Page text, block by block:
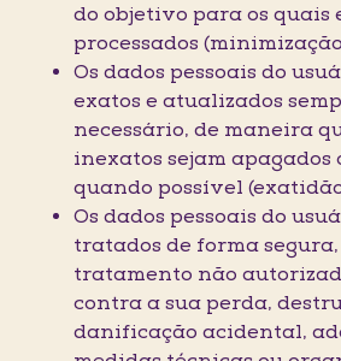
do objetivo para os quais
processados
Os dados pessoais do
exatos e atualizados
necessário, de maneira
inexatos sejam
quando possível
Os dados pessoais do
tratados de forma
tratamento não
contra a sua perda,
danificação acidental,